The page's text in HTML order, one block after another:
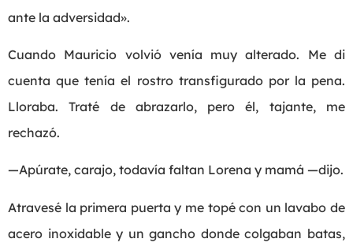
ante la adversidad».
Cuando Mauricio volvió venía muy alterado. Me di
cuenta que tenía el rostro transfigurado por la pena.
Lloraba. Traté de abrazarlo, pero él, tajante, me
rechazó.
—Apúrate, carajo, todavía faltan Lorena y mamá —dijo.
Atravesé la primera puerta y me topé con un lavabo de
acero inoxidable y un gancho donde colgaban batas,